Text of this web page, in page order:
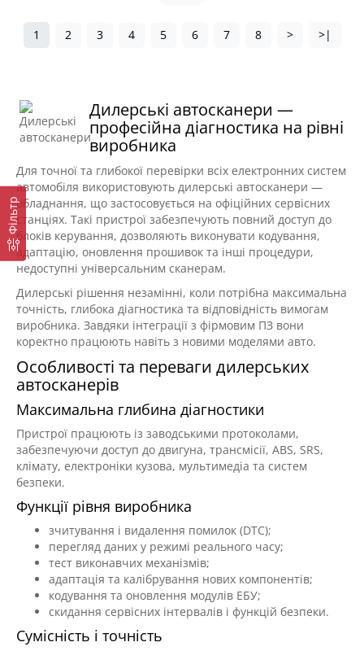
Фільтр
1 2 3 4 5 6 7 8 > >|
Дилерські автосканери —
професійна діагностика на рівні
виробника
Для точної та глибокої перевірки всіх електронних систем
автомобіля використовують дилерські автосканери —
обладнання, що застосовується на офіційних сервісних
станціях. Такі пристрої забезпечують повний доступ до
блоків керування, дозволяють виконувати кодування,
адаптацію, оновлення прошивок та інші процедури,
недоступні універсальним сканерам.
Дилерські рішення незамінні, коли потрібна максимальна
точність, глибока діагностика та відповідність вимогам
виробника. Завдяки інтеграції з фірмовим ПЗ вони
коректно працюють навіть з новими моделями авто.
Особливості та переваги дилерських
автосканерів
Максимальна глибина діагностики
Пристрої працюють із заводськими протоколами,
забезпечуючи доступ до двигуна, трансмісії, ABS, SRS,
клімату, електроніки кузова, мультимедіа та систем
безпеки.
Функції рівня виробника
зчитування і видалення помилок (DTC);
перегляд даних у режимі реального часу;
тест виконавчих механізмів;
адаптація та калібрування нових компонентів;
кодування та оновлення модулів ЕБУ;
скидання сервісних інтервалів і функцій безпеки.
Сумісність і точність